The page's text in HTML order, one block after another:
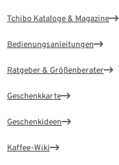
Tchibo Kataloge & Magazine
Bedienungsanleitungen
Ratgeber & Größenberater
Geschenkkarte
Geschenkideen
Kaffee-Wiki